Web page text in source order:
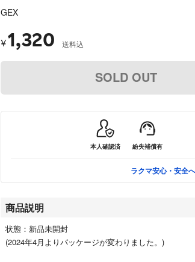
GEX
¥1,320 送料込
SOLD OUT
本人確認済 紛失補償有
ラクマ安心・安全
商品説明
状態：新品未開封
(2024年4月よりパッケージが変わりました。)